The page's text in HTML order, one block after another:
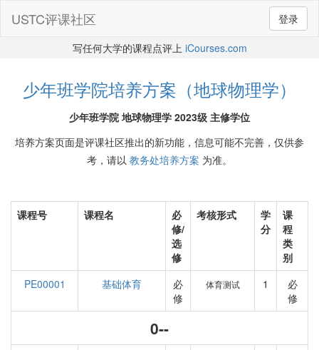
登录
USTC评课社区
写任何大学的课程点评上 iCourses.com
少年班学院培养方案（地球物理学）
少年班学院 地球物理学 2023级 主修学位
培养方案页面是评课社区推出的新功能，信息可能不完善，仅供参
考，请以 教务处培养方案 为准。
课程号 课程名
必
修/
选
修
考核形式
学
分
课
程
类
别
PE00001
基础体育
必
修
体育测试 1
必
修
0--